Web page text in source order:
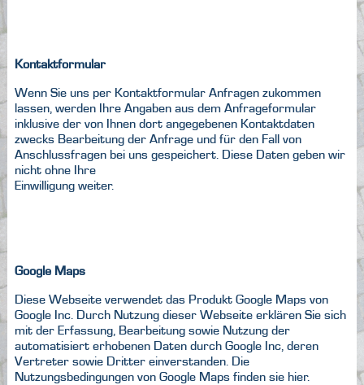
Kontaktformular
Wenn Sie uns per Kontaktformular Anfragen zukommen
lassen, werden Ihre Angaben aus dem Anfrageformular
inklusive der von Ihnen dort angegebenen Kontaktdaten
zwecks Bearbeitung der Anfrage und für den Fall von
Anschlussfragen bei uns gespeichert. Diese Daten geben wir
nicht ohne Ihre
Einwilligung weiter.
Google Maps
Diese Webseite verwendet das Produkt Google Maps von
Google Inc. Durch Nutzung dieser Webseite erklären Sie sich
mit der Erfassung, Bearbeitung sowie Nutzung der
automatisiert erhobenen Daten durch Google Inc, deren
Vertreter sowie Dritter einverstanden. Die
Nutzungsbedingungen von Google Maps finden sie hier.